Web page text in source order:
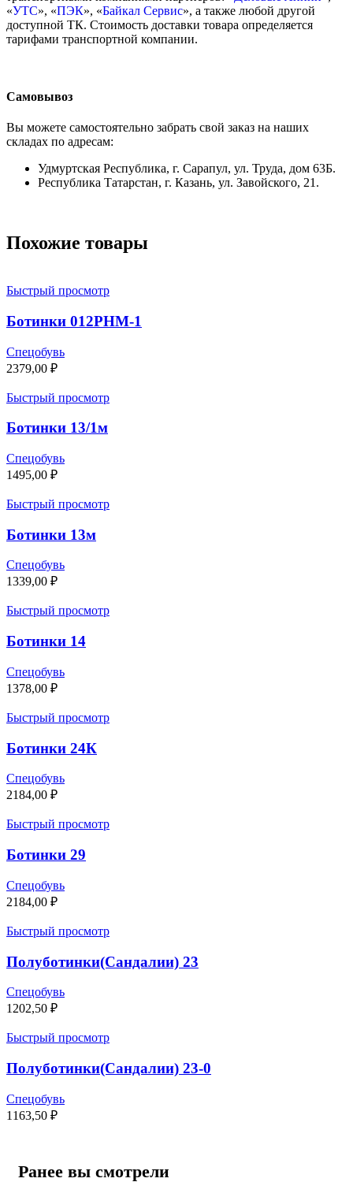
«УТС», «ПЭК», «Байкал Сервис», а также любой другой
доступной ТК. Стоимость доставки товара определяется
тарифами транспортной компании.
Самовывоз
Вы можете самостоятельно забрать свой заказ на наших
складах по адресам:
Удмуртская Республика, г. Сарапул, ул. Труда, дом 63Б.
Республика Татарстан, г. Казань, ул. Завойского, 21.
Похожие товары
Быстрый просмотр
Ботинки 012РНМ-1
Спецобувь
2379,00 ₽
Быстрый просмотр
Ботинки 13/1м
Спецобувь
1495,00 ₽
Быстрый просмотр
Ботинки 13м
Спецобувь
1339,00 ₽
Быстрый просмотр
Ботинки 14
Спецобувь
1378,00 ₽
Быстрый просмотр
Ботинки 24К
Спецобувь
2184,00 ₽
Быстрый просмотр
Ботинки 29
Спецобувь
2184,00 ₽
Быстрый просмотр
Полуботинки(Сандалии) 23
Спецобувь
1202,50 ₽
Быстрый просмотр
Полуботинки(Сандалии) 23-0
Спецобувь
1163,50 ₽
Ранее вы смотрели